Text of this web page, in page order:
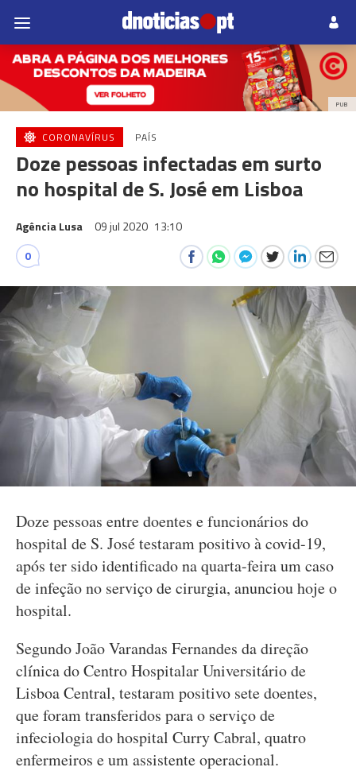
PUB
CORONAVÍRUS PAÍS
Doze pessoas infectadas em surto
no hospital de S. José em Lisboa
Agência Lusa 09 jul 2020 13:10
0
Doze pessoas entre doentes e funcionários do
hospital de S. José testaram positivo à covid-19,
após ter sido identificado na quarta-feira um caso
de infeção no serviço de cirurgia, anunciou hoje o
hospital.
Segundo João Varandas Fernandes da direção
clínica do Centro Hospitalar Universitário de
Lisboa Central, testaram positivo sete doentes,
que foram transferidos para o serviço de
infeciologia do hospital Curry Cabral, quatro
enfermeiros e um assistente operacional.